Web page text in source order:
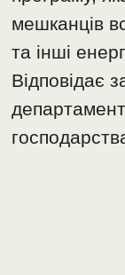
мешканців
та інші
Відповідає